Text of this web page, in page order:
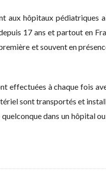
hôpitaux pédiatriques
17 ans et partout en
et souvent en
effectuées à chaque fois
sont transportés et
dans un hôpital